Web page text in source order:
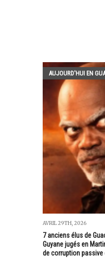
AUJOURD'HUI EN
AVRIL 29TH, 2026
7 anciens élus de
Guyane jugés en
de corruption